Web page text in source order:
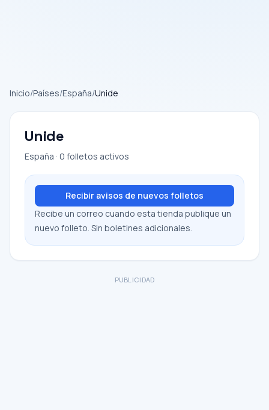
Inicio/Países/España/Unide
Unide
España · 0 folletos activos
Recibir avisos de nuevos folletos
Recibe un correo cuando esta tienda publique un
nuevo folleto. Sin boletines adicionales.
PUBLICIDAD